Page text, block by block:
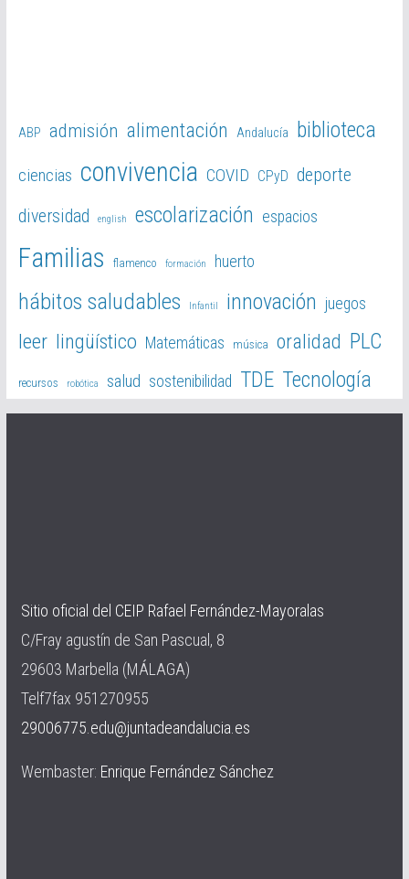
ABP admisión alimentación Andalucía biblioteca
ciencias convivencia COVID CPyD deporte
diversidad english escolarización espacios
Familias flamenco formación huerto
hábitos saludables Infantil innovación juegos
leer lingüístico Matemáticas música oralidad PLC
recursos robótica salud sostenibilidad TDE Tecnología
Sitio oficial del CEIP Rafael Fernández-Mayoralas
C/Fray agustín de San Pascual, 8
29603 Marbella (MÁLAGA)
Telf7fax 951270955
29006775.edu@juntadeandalucia.es
Wembaster: Enrique Fernández Sánchez